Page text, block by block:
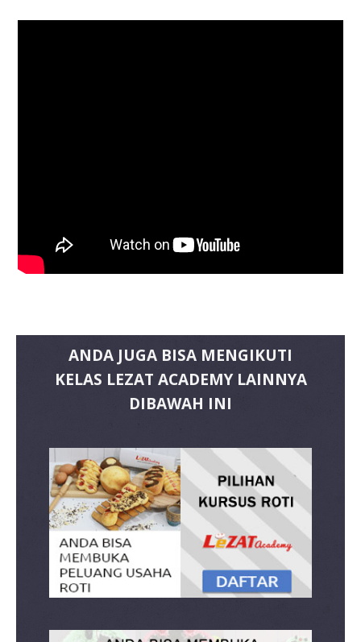
ANDA JUGA BISA MENGIKUTI
KELAS LEZAT ACADEMY LAINNYA
DIBAWAH INI